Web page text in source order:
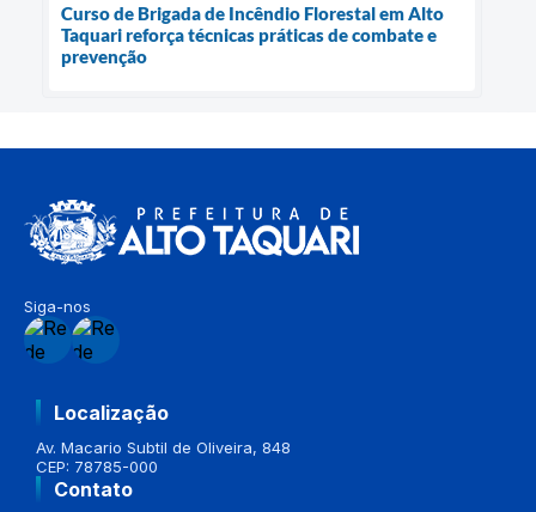
Curso de Brigada de Incêndio Florestal em Alto
Taquari reforça técnicas práticas de combate e
prevenção
Siga-nos
Localização
Av. Macario Subtil de Oliveira, 848
CEP: 78785-000
Contato